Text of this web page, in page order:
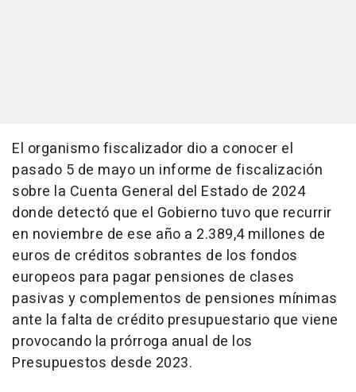
El organismo fiscalizador dio a conocer el
pasado 5 de mayo un informe de fiscalización
sobre la Cuenta General del Estado de 2024
donde detectó que el Gobierno tuvo que recurrir
en noviembre de ese año a 2.389,4 millones de
euros de créditos sobrantes de los fondos
europeos para pagar pensiones de clases
pasivas y complementos de pensiones mínimas
ante la falta de crédito presupuestario que viene
provocando la prórroga anual de los
Presupuestos desde 2023.